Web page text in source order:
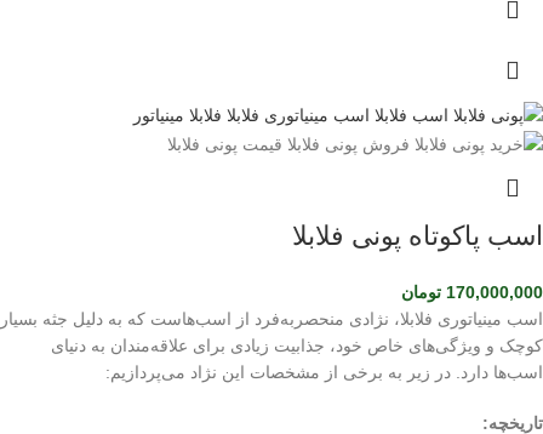
اسب پاکوتاه پونی فلابلا
170,000,000 تومان
اسب مینیاتوری فلابلا، نژادی منحصربه‌فرد از اسب‌هاست که به دلیل جثه بسیار
کوچک و ویژگی‌های خاص خود، جذابیت زیادی برای علاقه‌مندان به دنیای
اسب‌ها دارد. در زیر به برخی از مشخصات این نژاد می‌پردازیم:
تاریخچه: